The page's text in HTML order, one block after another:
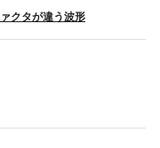
クタが違う波形